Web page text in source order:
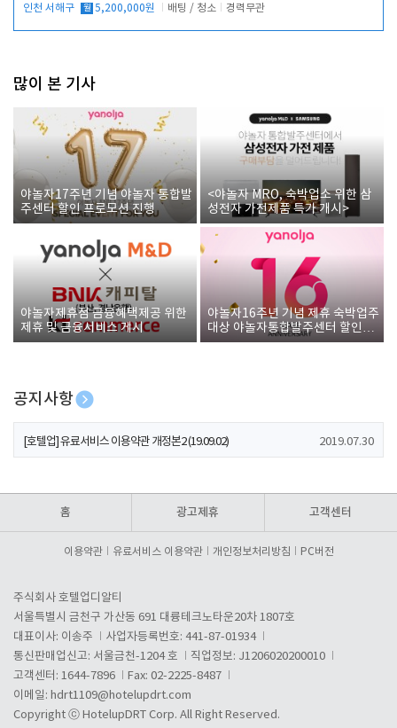
인천 서해구 월 5,200,000원 배팅 / 청소 경력무관
많이 본 기사
야놀자17주년 기념 야놀자 통합발
주센터 할인 프로모션 진행
<야놀자 MRO, 숙박업소 위한 삼
성전자 가전제품 특가 개시>
야놀자제휴점 금융혜택제공 위한
제휴 및 금융서비스 게시
야놀자16주년 기념 제휴 숙박업주
대상 야놀자통합발주센터 할인쿠
폰 증정
공지사항
[호텔업] 개인정보 처리방침 개정본1 (19.09.02)
[호텔업] 유료서비스 이용약관 개정본2 (19.09.02) 2019.07.30
홈 광고제휴 고객센터
이용약관 유료서비스 이용약관 개인정보처리방침 PC버전
주식회사 호텔업디알티
서울특별시 금천구 가산동 691 대륭테크노타운20차 1807호
대표이사: 이송주
사업자등록번호: 441-87-01934
통신판매업신고: 서울금천-1204 호
직업정보: J1206020200010
고객센터: 1644-7896
Fax: 02-2225-8487
이메일: hdrt1109@hotelupdrt.com
Copyright ⓒ HotelupDRT Corp. All Right Reserved.